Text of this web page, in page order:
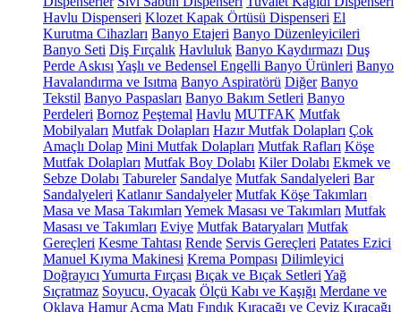
Havlu Dispenseri Klozet Kapak Örtüsü Dispenseri El
Kurutma Cihazları Banyo Etajeri Banyo Düzenleyicileri
Banyo Seti Diş Fırçalık Havluluk Banyo Kaydırmazı Duş
Perde Askısı Yaşlı ve Bedensel Engelli Banyo Ürünleri Banyo
Havalandırma ve Isıtma Banyo Aspiratörü Diğer Banyo
Tekstil Banyo Paspasları Banyo Bakım Setleri Banyo
Perdeleri Bornoz Peştemal Havlu MUTFAK Mutfak
Mobilyaları Mutfak Dolapları Hazır Mutfak Dolapları Çok
Amaçlı Dolap Mini Mutfak Dolapları Mutfak Rafları Köşe
Mutfak Dolapları Mutfak Boy Dolabı Kiler Dolabı Ekmek ve
Sebze Dolabı Tabureler Sandalye Mutfak Sandalyeleri Bar
Sandalyeleri Katlanır Sandalyeler Mutfak Köşe Takımları
Masa ve Masa Takımları Yemek Masası ve Takımları Mutfak
Masası ve Takımları Eviye Mutfak Bataryaları Mutfak
Gereçleri Kesme Tahtası Rende Servis Gereçleri Patates Ezici
Manuel Kıyma Makinesi Krema Pompası Dilimleyici
Doğrayıcı Yumurta Fırçası Bıçak ve Bıçak Setleri Yağ
Sıçratmaz Soyucu, Oyacak Ölçü Kabı ve Kaşığı Merdane ve
Oklava Hamur Açma Matı Fındık Kıracağı ve Ceviz Kıracağı